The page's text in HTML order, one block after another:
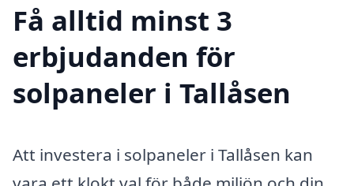
Få alltid minst 3
erbjudanden för
solpaneler i Tallåsen
Att investera i solpaneler i Tallåsen kan